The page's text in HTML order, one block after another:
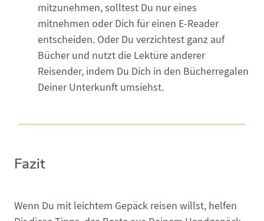
mitzunehmen, solltest Du nur eines
mitnehmen oder Dich für einen E-Reader
entscheiden. Oder Du verzichtest ganz auf
Bücher und nutzt die Lektüre anderer
Reisender, indem Du Dich in den Bücherregalen
Deiner Unterkunft umsiehst.
Fazit
Wenn Du mit leichtem Gepäck reisen willst, helfen